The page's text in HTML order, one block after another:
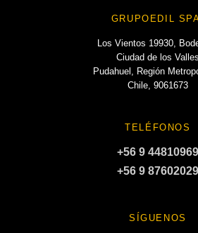
GRUPOEDIL
Los Vientos 19930,
Ciudad de los Valles
Pudahuel, Región
Chile, 9061673
TELÉFONOS
+56 9 44810969
+56 9 87602029
SÍGUENOS